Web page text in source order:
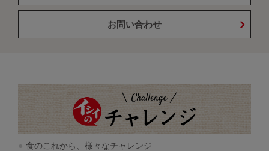
お問い合わせ
食のこれから、様々なチャレンジ